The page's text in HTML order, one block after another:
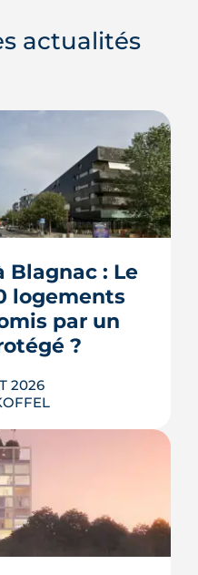
actualités
Blagnac : Le
logements
par un
?
2026
phase de
doit livrer
à partir de